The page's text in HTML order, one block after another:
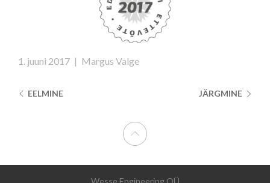
1. juuni 2017 | Margus Valge
JÄRGMINE
EELMINE
Wesse Engineering OÜ